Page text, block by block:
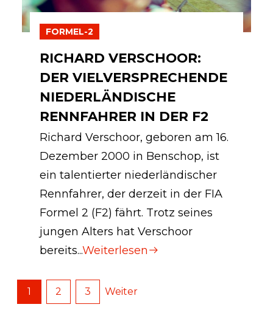
FORMEL-2
RICHARD VERSCHOOR:
DER VIELVERSPRECHENDE
NIEDERLÄNDISCHE
RENNFAHRER IN DER F2
Richard Verschoor, geboren am 16.
Dezember 2000 in Benschop, ist
ein talentierter niederländischer
Rennfahrer, der derzeit in der FIA
Formel 2 (F2) fährt. Trotz seines
jungen Alters hat Verschoor
bereits...Weiterlesen
1 2 3 Weiter